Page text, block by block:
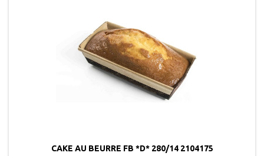
CAKE AU BEURRE FB *D* 280/14 2104175